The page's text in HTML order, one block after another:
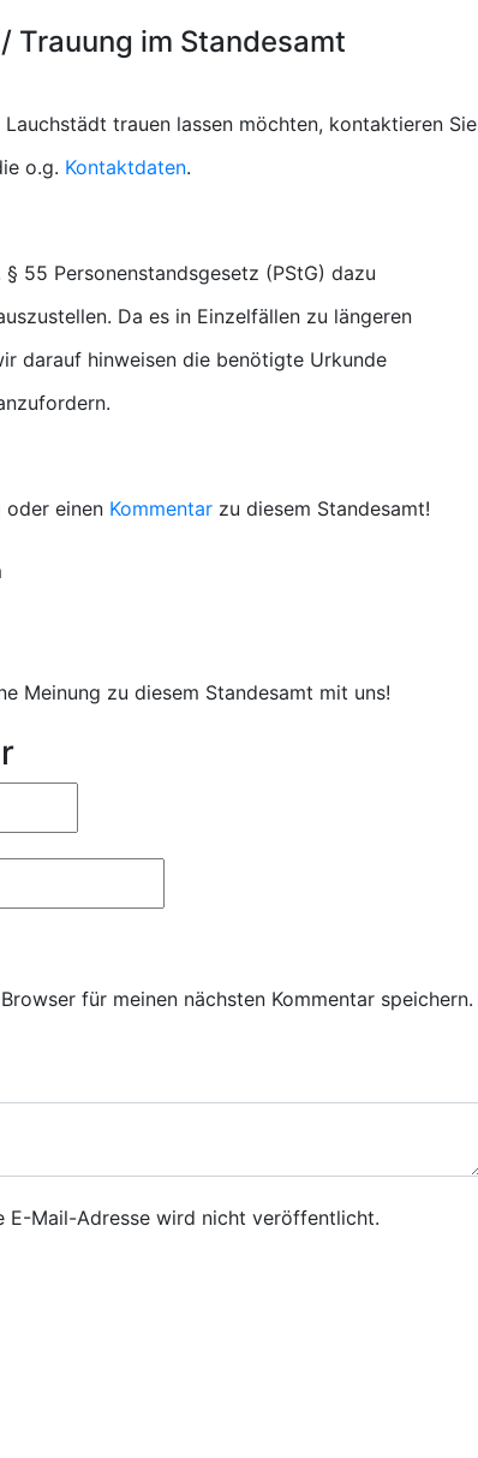
Trauung im Standesamt
trauen lassen möchten, kontaktieren Sie
o.g. Kontaktdaten.
55 Personenstandsgesetz (PStG) dazu
Da es in Einzelfällen zu längeren
darauf hinweisen die benötigte Urkunde
oder einen Kommentar zu diesem Standesamt!
Meinung zu diesem Standesamt mit uns!
für meinen nächsten Kommentar speichern.
E-Mail-Adresse wird nicht veröffentlicht.